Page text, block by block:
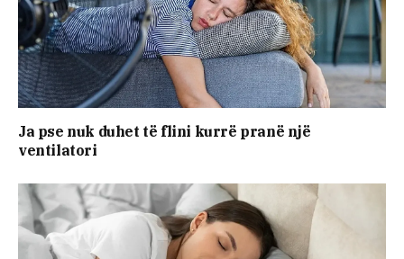
Ja pse nuk duhet të flini kurrë pranë një
ventilatori